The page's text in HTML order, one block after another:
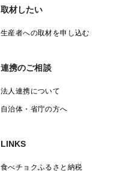
取材したい
生産者への取材を申し込む
連携のご相談
法人連携について
自治体・省庁の方へ
LINKS
食べチョクふるさと納税